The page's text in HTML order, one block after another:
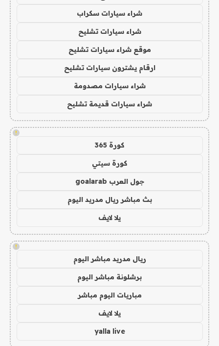
شراء سيارات سكراب
شراء سيارات تشليح
موقع شراء سيارات تشليح
ارقام يشترون سيارات تشليح
شراء سيارات مصدومة
شراء سيارات قديمة تشليح
!
كورة 365
كورة سيتي
جول العرب goalarab
بث مباشر ريال مدريد اليوم
يلا لايف
!
ريال مدريد مباشر اليوم
برشلونة مباشر اليوم
مباريات اليوم مباشر
يلا لايف
yalla live